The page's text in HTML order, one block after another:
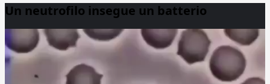
Un neutrofilo insegue un batterio
Player